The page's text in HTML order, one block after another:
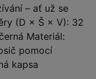
– ať už se
(D × Š × V): 32
Materiál:
pomocí
kapsa